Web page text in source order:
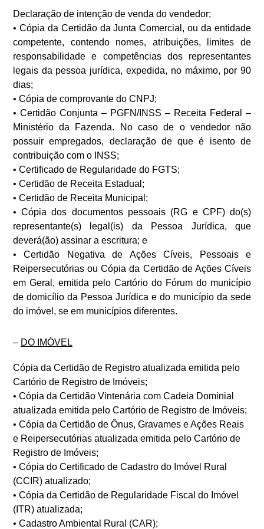
Declaração de intenção de venda do vendedor;
• Cópia da Certidão da Junta Comercial, ou da entidade
competente, contendo nomes, atribuições, limites de
responsabilidade e competências dos representantes
legais da pessoa jurídica, expedida, no máximo, por 90
dias;
• Cópia de comprovante do CNPJ;
• Certidão Conjunta – PGFN/INSS – Receita Federal –
Ministério da Fazenda. No caso de o vendedor não
possuir empregados, declaração de que é isento de
contribuição com o INSS;
• Certificado de Regularidade do FGTS;
• Certidão de Receita Estadual;
• Certidão de Receita Municipal;
• Cópia dos documentos pessoais (RG e CPF) do(s)
representante(s) legal(is) da Pessoa Jurídica, que
deverá(ão) assinar a escritura; e
• Certidão Negativa de Ações Cíveis, Pessoais e
Reipersecutórias ou Cópia da Certidão de Ações Cíveis
em Geral, emitida pelo Cartório do Fórum do município
de domicílio da Pessoa Jurídica e do município da sede
do imóvel, se em municípios diferentes.
– DO IMÓVEL
Cópia da Certidão de Registro atualizada emitida pelo
Cartório de Registro de Imóveis;
• Cópia da Certidão Vintenária com Cadeia Dominial
atualizada emitida pelo Cartório de Registro de Imóveis;
• Cópia da Certidão de Ônus, Gravames e Ações Reais
e Reipersecutórias atualizada emitida pelo Cartório de
Registro de Imóveis;
• Cópia do Certificado de Cadastro do Imóvel Rural
(CCIR) atualizado;
• Cópia da Certidão de Regularidade Fiscal do Imóvel
(ITR) atualizada;
• Cadastro Ambiental Rural (CAR);